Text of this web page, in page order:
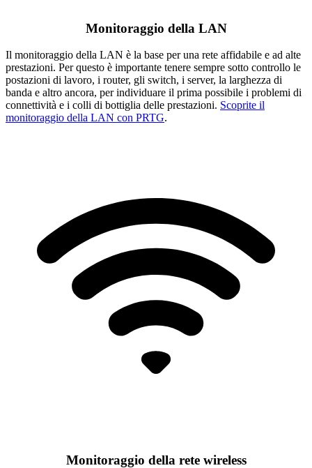
Monitoraggio della LAN
Il monitoraggio della LAN è la base per una rete affidabile e ad alte
prestazioni. Per questo è importante tenere sempre sotto controllo le
postazioni di lavoro, i router, gli switch, i server, la larghezza di
banda e altro ancora, per individuare il prima possibile i problemi di
connettività e i colli di bottiglia delle prestazioni. Scoprite il
monitoraggio della LAN con PRTG.
Monitoraggio della rete wireless